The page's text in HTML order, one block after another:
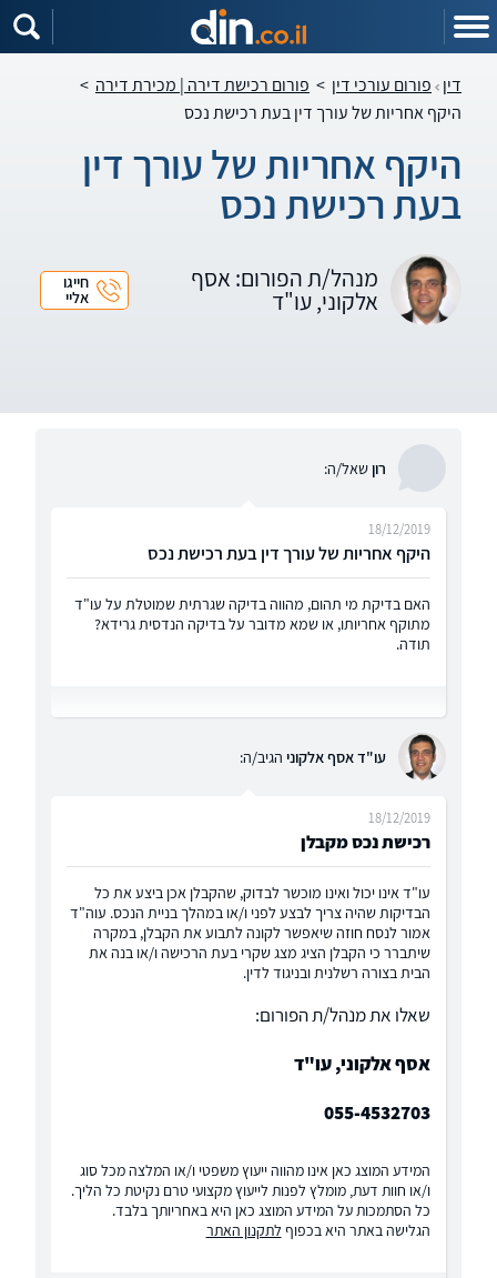
דין פורום עורכי דין > פורום רכישת דירה | מכירת דירה >
היקף אחריות של עורך דין בעת רכישת נכס
היקף אחריות של עורך דין
בעת רכישת נכס
מנהל/ת הפורום: אסף
אלקוני, עו"ד
חייגו
אליי
רוןשאל/ה:
היקף אחריות של עורך דין בעת רכישת נכס
18/12/2019
האם בדיקת מי תהום, מהווה בדיקה שגרתית שמוטלת על עו"ד
מתוקף אחריותו, או שמא מדובר על בדיקה הנדסית גרידא?
תודה.
עו"ד אסף אלקוני הגיב/ה:
רכישת נכס מקבלן
18/12/2019
עו"ד אינו יכול ואינו מוכשר לבדוק, שהקבלן אכן ביצע את כל
הבדיקות שהיה צריך לבצע לפני ו/או במהלך בניית הנכס. עוה"ד
אמור לנסח חוזה שיאפשר לקונה לתבוע את הקבלן, במקרה
שיתברר כי הקבלן הציג מצג שקרי בעת הרכישה ו/או בנה את
הבית בצורה רשלנית ובניגוד לדין.
שאלו את מנהל/ת הפורום:
אסף אלקוני, עו"ד
055-4532703
המידע המוצג כאן אינו מהווה ייעוץ משפטי ו/או המלצה מכל סוג
ו/או חוות דעת, מומלץ לפנות לייעוץ מקצועי טרם נקיטת כל הליך.
כל הסתמכות על המידע המוצג כאן היא באחריותך בלבד.
הגלישה באתר היא בכפוף לתקנון האתר